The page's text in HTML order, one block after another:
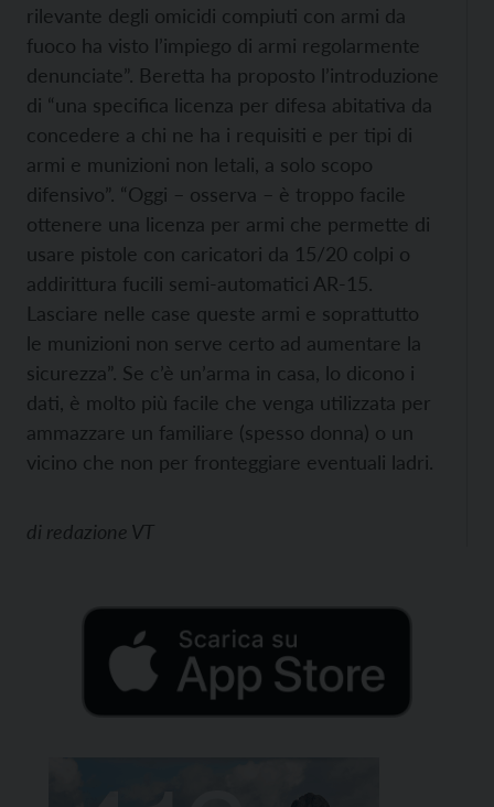
rilevante degli omicidi compiuti con armi da
fuoco ha visto l’impiego di armi regolarmente
denunciate”. Beretta ha proposto l’introduzione
di “una specifica licenza per difesa abitativa da
concedere a chi ne ha i requisiti e per tipi di
armi e munizioni non letali, a solo scopo
difensivo”. “Oggi – osserva – è troppo facile
ottenere una licenza per armi che permette di
usare pistole con caricatori da 15/20 colpi o
addirittura fucili semi-automatici AR-15.
Lasciare nelle case queste armi e soprattutto
le munizioni non serve certo ad aumentare la
sicurezza”. Se c’è un’arma in casa, lo dicono i
dati, è molto più facile che venga utilizzata per
ammazzare un familiare (spesso donna) o un
vicino che non per fronteggiare eventuali ladri.
di redazione VT